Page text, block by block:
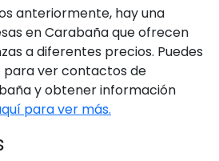
anteriormente, hay una
en Carabaña que ofrecen
a diferentes precios. Puedes
para ver contactos de
y obtener información
para ver más.